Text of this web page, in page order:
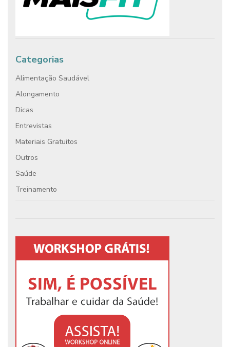
Categorias
Alimentação Saudável
Alongamento
Dicas
Entrevistas
Materiais Gratuitos
Outros
Saúde
Treinamento